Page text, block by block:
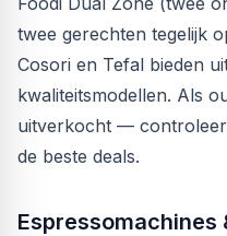
twee gerechten tegelijk
Cosori en Tefal bieden
kwaliteitsmodellen. Als
uitverkocht —
de beste deals.